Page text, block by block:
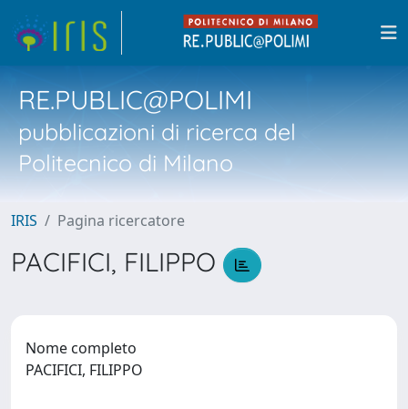
RE.PUBLIC@POLIMI
pubblicazioni di ricerca del
Politecnico di Milano
IRIS Pagina ricercatore
PACIFICI, FILIPPO
Nome completo
PACIFICI, FILIPPO